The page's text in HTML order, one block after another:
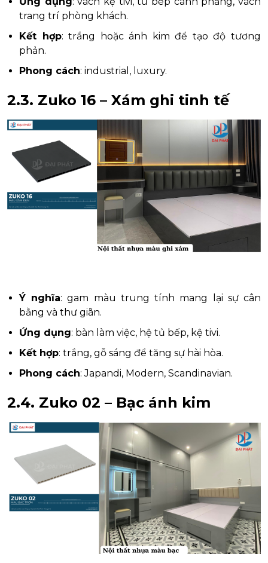
trang trí phòng khách.
Kết hợp: trắng hoặc ánh kim để tạo độ tương
phản.
Phong cách: industrial, luxury.
2.3. Zuko 16 – Xám ghi tinh tế
Ý nghĩa: gam màu trung tính mang lại sự cân
bằng và thư giãn.
Ứng dụng: bàn làm việc, hệ tủ bếp, kệ tivi.
Kết hợp: trắng, gỗ sáng để tăng sự hài hòa.
Phong cách: Japandi, Modern, Scandinavian.
2.4. Zuko 02 – Bạc ánh kim